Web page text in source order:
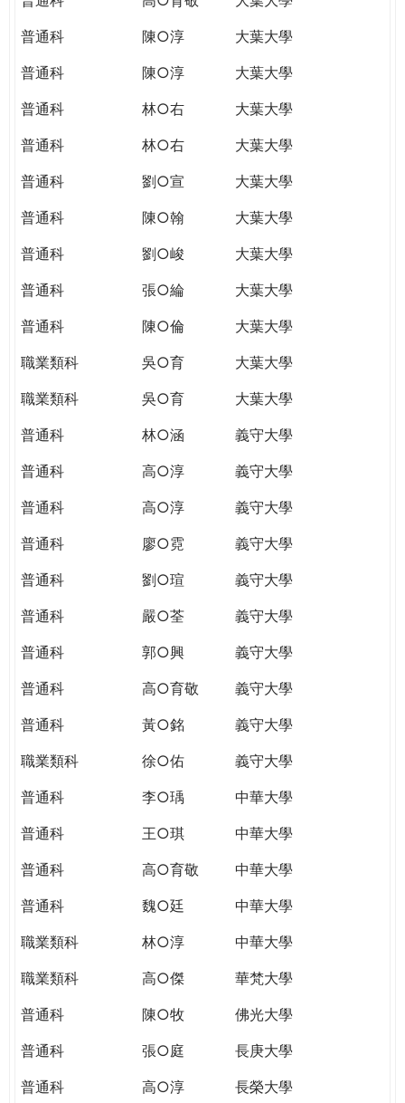
普通科
陳○淳
大葉大學
普通科
陳○淳
大葉大學
普通科
林○右
大葉大學
普通科
林○右
大葉大學
普通科
劉○宣
大葉大學
普通科
陳○翰
大葉大學
普通科
劉○峻
大葉大學
普通科
張○綸
大葉大學
普通科
陳○倫
大葉大學
職業類科
吳○育
大葉大學
職業類科
吳○育
大葉大學
普通科
林○涵
義守大學
普通科
高○淳
義守大學
普通科
高○淳
義守大學
普通科
廖○霓
義守大學
普通科
劉○瑄
義守大學
普通科
嚴○荃
義守大學
普通科
郭○興
義守大學
普通科
高○育敬
義守大學
普通科
黃○銘
義守大學
職業類科
徐○佑
義守大學
普通科
李○瑀
中華大學
普通科
王○琪
中華大學
普通科
高○育敬
中華大學
普通科
魏○廷
中華大學
職業類科
林○淳
中華大學
職業類科
高○傑
華梵大學
普通科
陳○牧
佛光大學
普通科
張○庭
長庚大學
普通科
高○淳
長榮大學